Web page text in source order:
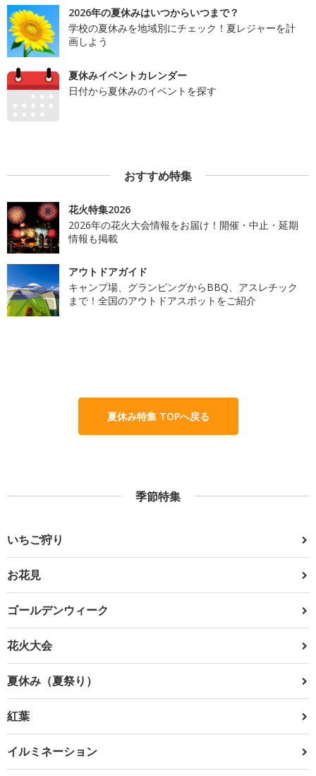
2026年の夏休みはいつからいつまで？
学校の夏休みを地域別にチェック！夏レジャーを計
画しよう
夏休みイベントカレンダー
日付から夏休みのイベントを探す
おすすめ特集
花火特集2026
2026年の花火大会情報をお届け！開催・中止・延期
情報も掲載
アウトドアガイド
キャンプ場、グランピングからBBQ、アスレチック
まで！全国のアウトドアスポットをご紹介
夏休み特集 TOPへ戻る
季節特集
いちご狩り
お花見
ゴールデンウィーク
花火大会
夏休み（夏祭り）
紅葉
イルミネーション